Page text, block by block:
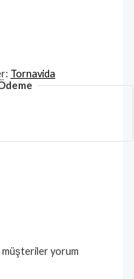
Tornavida
müşteriler yorum